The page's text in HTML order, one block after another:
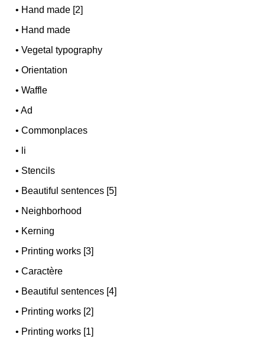
• Hand made [2]
• Hand made
•Vegetal typography
•Orientation
•Waffle
•Ad
•Commonplaces
• li
• Stencils
• Beautiful sentences [5]
• Neighborhood
• Kerning
• Printing works [3]
•Caractère
• Beautiful sentences [4]
• Printing works [2]
• Printing works [1]